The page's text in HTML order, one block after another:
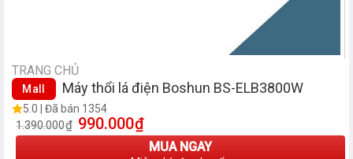
TRANG CHỦ
Mall Máy thổi lá điện Boshun BS-ELB3800W
5.0 | Đã bán 1354
1.390.000₫ Giá gốc là: 1.390.000₫.
990.000₫Giá hiện tại là: 990.000₫.
MUA NGAY